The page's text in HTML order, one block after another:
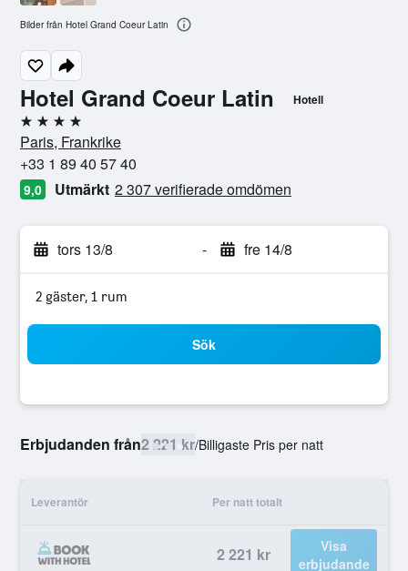
Hotel Grand Coeur Latin Hotell
4 stjärnor
Paris, Frankrike
+33 1 89 40 57 40
9,0 Utmärkt 2 307 verifierade omdömen
tors 13/8 - fre 14/8
2 gäster, 1 rum
Sök
Erbjudanden från2 221 kr/Billigaste Pris per natt
Leverantör Per natt totalt
2 221 kr
Visa
erbjudande
Bilder från Hotel Grand Coeur Latin